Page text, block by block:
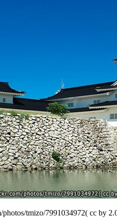
tmizo/7991034972( cc by